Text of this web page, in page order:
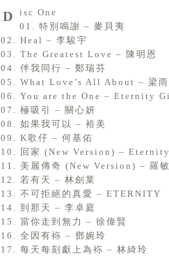
Disc One
01. 特別鳴謝 – 麥貝夷
02. Heal – 李駿宇
03. The Greatest Love – 陳明恩
04. 伴我同行 – 鄭瑞芬
05. What Love’s All About – 梁
06. You are the One – Eternity
07. 極吸引 – 關心妍
08. 如果我可以 – 裕美
09. K歌仔 – 何基佑
10. 回家 (New Version) –
11. 美麗傳奇 (New Version) – 羅
12. 若有天 – 林劍業
13. 不可拒絕的真愛 – ETERNITY
14. 到那天 – 李卓庭
15. 當你走到無力 – 徐偉賢
16. 全因有袮 – 鄧婉玲
17. 每天每刻獻上為袮 – 林綺玲